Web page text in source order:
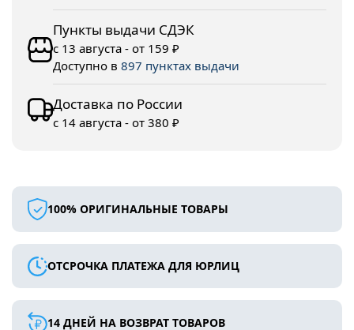
Пункты выдачи СДЭК
с 13 августа - от 159 ₽
Доступно в 897 пунктах выдачи
Доставка по России
с 14 августа - от 380 ₽
100% ОРИГИНАЛЬНЫЕ ТОВАРЫ
ОТСРОЧКА ПЛАТЕЖА ДЛЯ ЮРЛИЦ
14 ДНЕЙ НА ВОЗВРАТ ТОВАРОВ